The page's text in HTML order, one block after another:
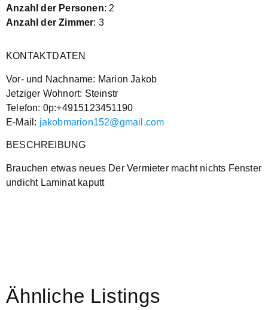
Anzahl der Personen: 2
Anzahl der Zimmer: 3
KONTAKTDATEN
Vor- und Nachname: Marion Jakob
Jetziger Wohnort: Steinstr
Telefon: 0p:+4915123451190
E-Mail: jakobmarion152@gmail.com
BESCHREIBUNG
Brauchen etwas neues Der Vermieter macht nichts Fenster
undicht Laminat kaputt
Ähnliche Listings